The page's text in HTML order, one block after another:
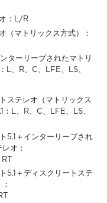
：L/R
（マトリックス方式）：
ターリーブされたマトリ
L、R、C、LFE、LS、
ステレオ（マトリックス
：L、R、C、LFE、LS、
5.1＋インターリーブされ
オ：
5.1＋ディスクリートステ